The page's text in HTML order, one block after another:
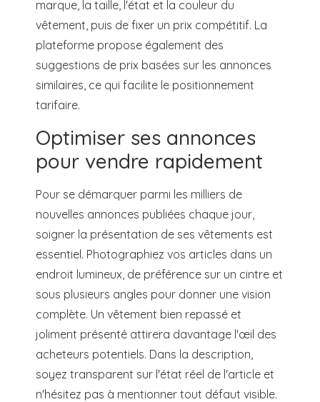
marque, la taille, l'état et la couleur du
vêtement, puis de fixer un prix compétitif. La
plateforme propose également des
suggestions de prix basées sur les annonces
similaires, ce qui facilite le positionnement
tarifaire.
Optimiser ses annonces
pour vendre rapidement
Pour se démarquer parmi les milliers de
nouvelles annonces publiées chaque jour,
soigner la présentation de ses vêtements est
essentiel. Photographiez vos articles dans un
endroit lumineux, de préférence sur un cintre et
sous plusieurs angles pour donner une vision
complète. Un vêtement bien repassé et
joliment présenté attirera davantage l'œil des
acheteurs potentiels. Dans la description,
soyez transparent sur l'état réel de l'article et
n'hésitez pas à mentionner tout défaut visible.